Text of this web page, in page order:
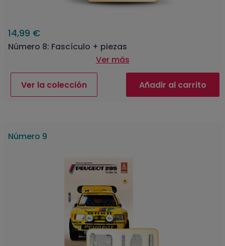
14,99 €
Número 8: Fascículo + piezas
Ver más
Ver la colección Añadir al carrito
Número 9